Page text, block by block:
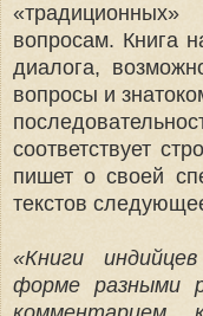
вопросам. Книга
диалога,
вопросы и
соответствует
пишет о своей
текстов
«Книги
форме разными